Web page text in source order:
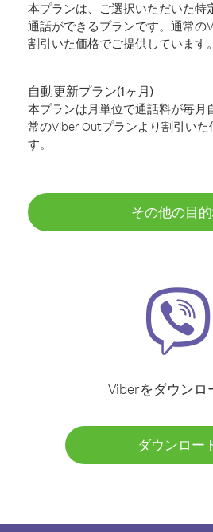
本プランは、ご選択いただいた特
通話ができるプランです。通常の
割引いた価格でご提供しています。
自動更新プラン(1ヶ月)
本プランは月単位で通話料が毎月
常のViber Outプランより割引いた
す。
その他の目
Viberをダウンロ
ダウンロー